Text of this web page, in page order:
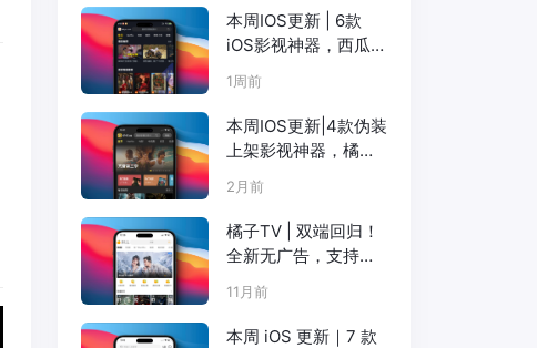
本周IOS更新 | 6款
iOS影视神器，西瓜可
可TT粉猪柚子咸鱼全
上
1周前
本周IOS更新|4款伪装
上架影视神器，橘子
松子电影天堂可可
2月前
橘子TV | 双端回归！
全新无广告，支持
Netflix、短剧、韩剧
等（ iOS+Android）
11月前
本周 iOS 更新｜7 款